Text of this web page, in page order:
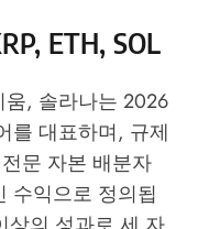
ETH, SOL
움, 솔라나는 2026
를 대표하며, 규제
문 자본 배분자
수익으로 정의됩